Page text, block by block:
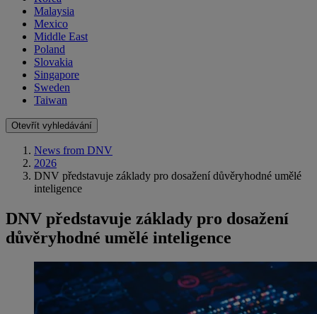
Malaysia
Mexico
Middle East
Poland
Slovakia
Singapore
Sweden
Taiwan
Otevřít vyhledávání
News from DNV
2026
DNV představuje základy pro dosažení důvěryhodné umělé
inteligence
DNV představuje základy pro dosažení
důvěryhodné umělé inteligence